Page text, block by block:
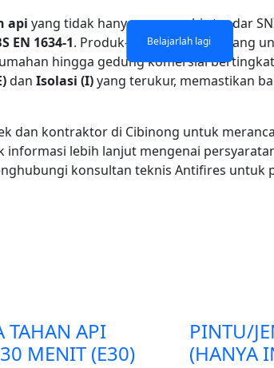
Belajarlah lagi
Belajarlah lagi
Belajarlah lagi
Belajarlah lagi
api yang tidak hanya memenuhi standar
EN 1634-1. Produk-produk ini dirancang
hingga gedung komersial
dan Isolasi (I)yang terukur, memastikan
dan kontraktor di Cibinong untuk
informasi lebih lanjut mengenai
konsultan teknis Antifires untuk
TAHAN API
MENIT (E30)
PINTU/
(HANYA